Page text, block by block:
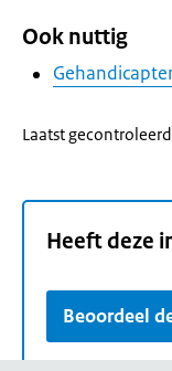
Ook nuttig
Laatst
Heeft deze
Beoordeel